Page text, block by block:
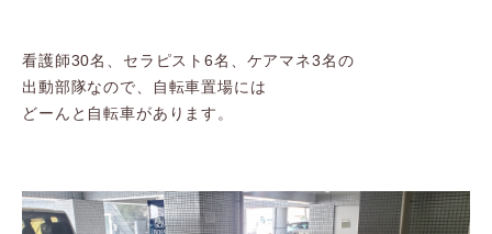
看護師30名、セラピスト6名、ケアマネ3名の
出動部隊なので、自転車置場には
どーんと自転車があります。